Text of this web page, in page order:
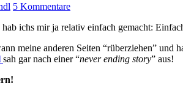
5 Kommentare
hab ichs mir ja relativ einfach gemacht:
meine anderen Seiten “rüberziehen” und
sah gar nach einer “never ending story” aus!